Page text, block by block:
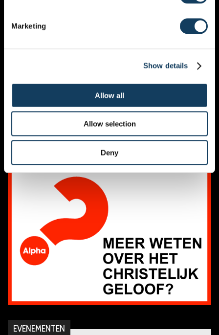
Marketing
Show details
Allow all
Allow selection
Deny
ZANDKUNSTENAAR
EVENEMENTEN